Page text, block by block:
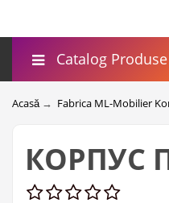
Catalog Produse
Acasă → Fabrica ML-Mobilier
КОРПУС